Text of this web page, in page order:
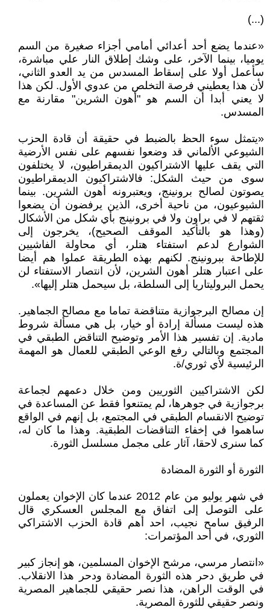
(...)
«عندما يضع أحد أعدائي أمامي أجزاء صغيرة من السم
يوميا، بينما الآخر، على وشك إطلاق النار علي مباشرة،
سأعمل أولا على إسقاط المسدس من يد العدو الثاني،
لأن هذا يعطيني فرصة التخلص من عدوي الأول. لكن هذا
لا يعني أبدا أن السم هو "أهون الشرين" مقارنة مع
المسدس.
«يتمثل سوء الحظ بالضبط في حقيقة أن قادة الحزب
الشيوعي الألماني قد وضعوا نفسهم على نفس الأرضية
التي يقف عليها الاشتراكيون الديمقراطيون، لا يختلفون
سوى من حيث الشكل: فالاشتراكيون الديمقراطيون
يصوتون لصالح برونينج، ويعتبرونه أهون الشرين. بينما
الشيوعيون، من ناحية أخرى، الذين يرفضون أن يضعوا
ثقتهم لا في براون ولا في برونينج بأي شكل من الأشكال
(وهذا هو بالتأكيد الموقف الصحيح)، يخرجون إلى
الشوارع لدعم استفتاء هتلر، أي محاولة الفاشيين
للإطاحة ببرونينج. لكنهم بهذه الطريقة عملوا هم أيضا
على اعتبار هتلر أهون الشرين، لأن انتصار الاستفتاء لن
يحمل البروليتاريا إلى السلطة، بل سيحمل هتلر إليها».
إن مصالح البرجوازية متناقضة تماما مع مصالح الجماهير.
هذه ليست مسألة إرادة أو خيار، بل هي مسألة شروط
مادية. إن تفسير هذا الأمر وتوضيح التناقض الطبقي في
المجتمع وبالتالي رفع الوعي الطبقي للعمال هو المهمة
الرئيسية لأي ثوري/ة.
لكن الاشتراكيين الثوريين ومن خلال دعمهم لجماعة
برجوازية في جوهرها، لم يمتنعوا فقط عن المساعدة في
توضيح الانقسام الطبقي في المجتمع، بل إنهم في الواقع
ساهموا في إخفاء التناقضات الطبقية. وهذا ما كان له،
كما سنرى لاحقا، آثار على مجمل مسلسل الثورة.
الثورة أو الثورة المضادة
في شهر يوليو من عام 2012 عندما كان الإخوان يعملون
على التوصل إلى اتفاق مع المجلس العسكري قال
الرفيق سامح نجيب، احد أهم قادة الحزب الاشتراكي
الثوري، في أحد المؤتمرات:
«انتصار مرسي، مرشح الإخوان المسلمين، هو إنجاز كبير
في طريق دحر هذه الثورة المضادة ودحر هذا الانقلاب.
في الوقت الراهن، هذا نصر حقيقي للجماهير المصرية
ونصر حقيقي للثورة المصرية.